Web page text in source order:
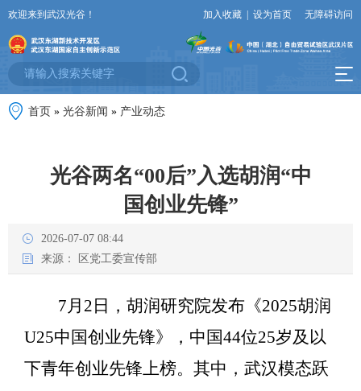
欢迎来到武汉光谷！ 加入收藏 设为首页 无障碍访问
首页 » 光谷新闻 » 产业动态
光谷两名“00后”入选胡润“中
国创业先锋”
2026-07-07 08:44
来源：
区党工委宣传部
7月2日，胡润研究院发布《2025胡润
U25中国创业先锋》，中国44位25岁及以
下青年创业先锋上榜。其中，武汉模态跃